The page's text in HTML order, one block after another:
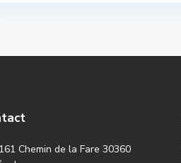
161 Chemin de la Fare 30360